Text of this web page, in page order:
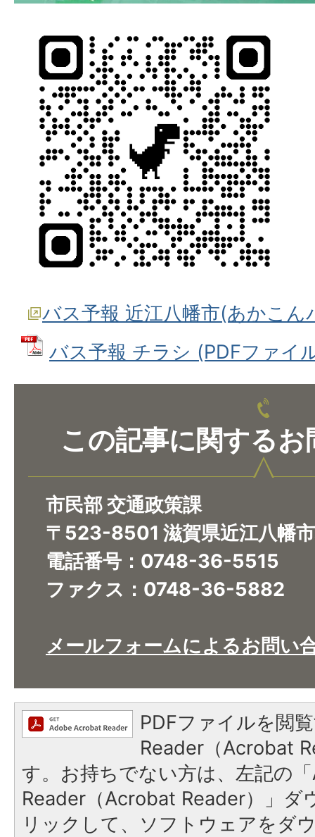
バス予報 近江八幡市(あかこん
バス予報 チラシ (PDFファイ
この記事に関するお
市民部 交通政策課
〒523-8501 滋賀県近江八幡
電話番号：0748-36-5515
ファクス：0748-36-5882
メールフォームによるお問い
PDFファイルを閲
Reader（Acrobat
す。お持ちでない方は、左記の
Reader（Acrobat Reader）」ダ
リックして、ソフトウェアをダ